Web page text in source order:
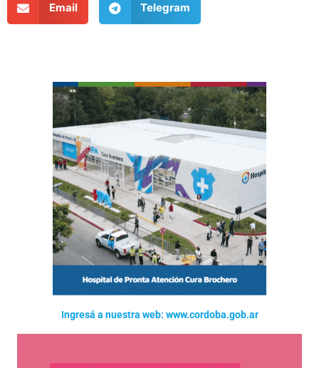
Email Telegram
Ingresá a nuestra web: www.cordoba.gob.ar